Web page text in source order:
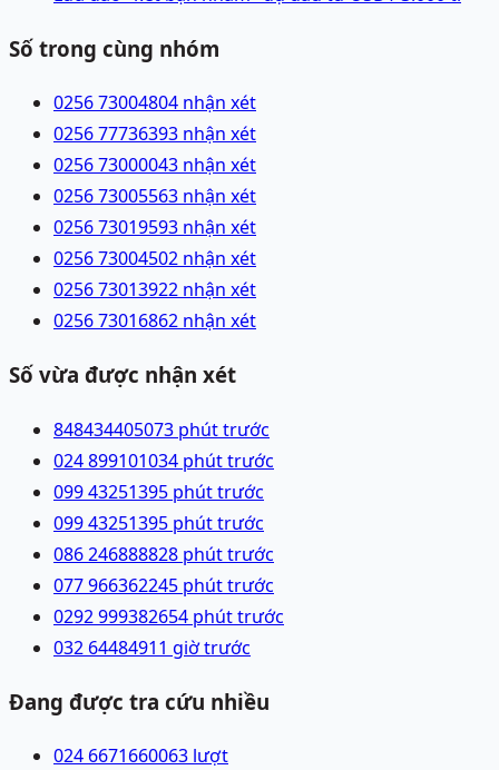
Số trong cùng nhóm
0256 73004804 nhận xét
0256 77736393 nhận xét
0256 73000043 nhận xét
0256 73005563 nhận xét
0256 73019593 nhận xét
0256 73004502 nhận xét
0256 73013922 nhận xét
0256 73016862 nhận xét
Số vừa được nhận xét
848434405073 phút trước
024 899101034 phút trước
099 43251395 phút trước
099 43251395 phút trước
086 246888828 phút trước
077 966362245 phút trước
0292 999382654 phút trước
032 64484911 giờ trước
Đang được tra cứu nhiều
024 6671660063 lượt